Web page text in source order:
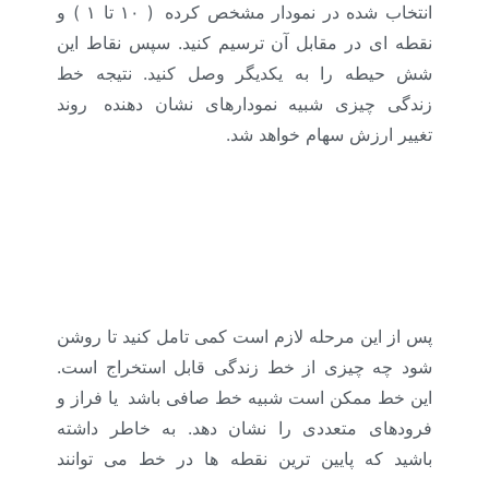
انتخاب شده در نمودار مشخص کرده
( ۱۰ تا ۱ ) و
نقطه ای در مقابل آن ترسیم کنید. سپس نقاط این
شش حیطه را به یکدیگر وصل کنید. نتیجه خط
زندگی چیزی شبیه نمودارهای نشان دهنده
روند
تغییر ارزش سهام خواهد شد.
پس از این مرحله لازم است کمی تامل کنید تا روشن
شود چه چیزی از خط زندگی قابل استخراج است.
این خط ممکن است شبیه خط صافی باشد یا فراز و
فرودهای متعددی را نشان دهد. به خاطر داشته
باشید که پایین ترین نقطه ها در خط می توانند